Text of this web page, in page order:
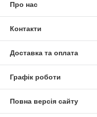
Про нас
Контакти
Доставка та оплата
Графік роботи
Повна версія сайту